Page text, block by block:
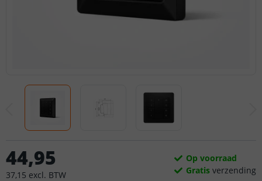
44,95
37,15 excl. BTW
Op voorraad
Gratis verzending